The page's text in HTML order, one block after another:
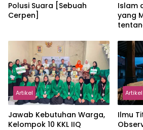
Polusi Suara [Sebuah
Cerpen]
Islam
yang
dalam
Artikel
Jawab Kebutuhan Warga,
Kelompok 10 KKL IIQ
Artikel
Ilmu